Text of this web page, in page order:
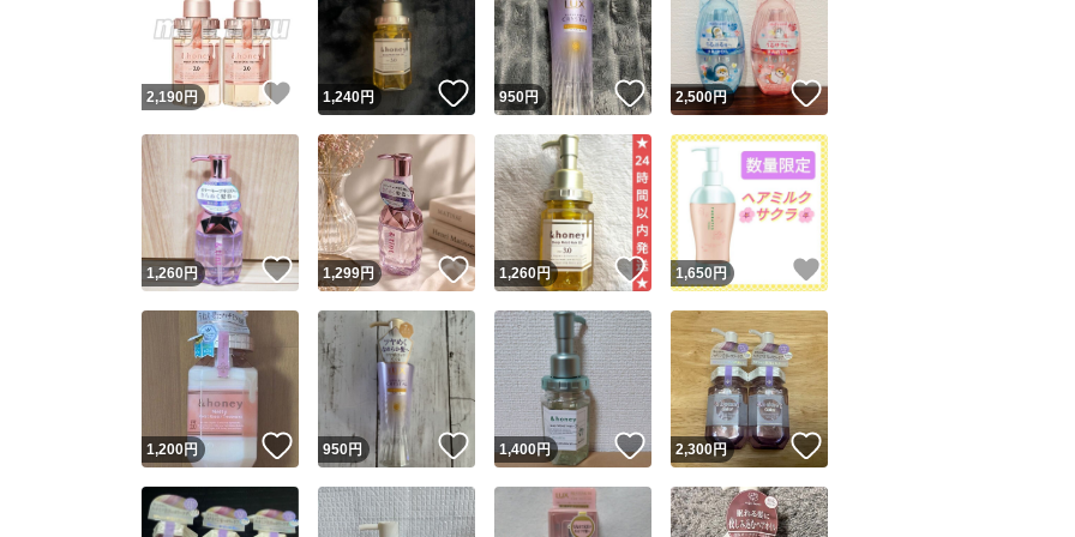
ユーザーの実績について
Yahoo!フリマが定めた一定の基準を満たしたユーザーにバッジを付与しています
安心取引出品者
安心取引出品者 Yahoo!フリマの基準をクリアした安心・安全なユーザーです
取引実績
取引実績◯+ このユーザーはYahoo!フリマの取引を完了させた実績があり
この商品の情報をコピーします
商品画像の無断転載は禁止されています
コピーは 1商品につき1回です
2,190円 いいね！
1,240円 いいね！
950円 いいね！
2,500円 いいね！
1,260円 いいね！
1,299円 いいね！
1,260円 いいね！
1,650 円 いいね！
1,200円 いいね！
950円 いいね！
1,400円 いいね！
2,300円 いいね！